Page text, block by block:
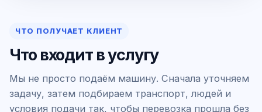
ЧТО ПОЛУЧАЕТ КЛИЕНТ
Что входит в услугу
Мы не просто подаём машину. Сначала уточняем
задачу, затем подбираем транспорт, людей и
условия подачи так, чтобы перевозка прошла без